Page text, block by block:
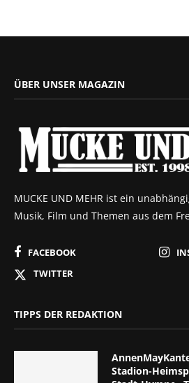
ÜBER UNSER MAGAZIN
MUCKE UND MEHR ist ein
Musik, Film und Themen aus dem
FACEBOOK
TWITTER
TIPPS DER REDAKTION
Stadion-